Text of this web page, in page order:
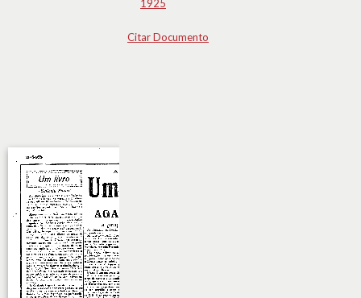
1925
Citar Documento